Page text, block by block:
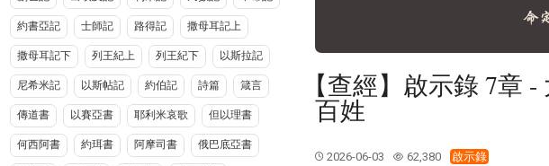
約書亞記 士師記 路得記 撒母耳記上
撒母耳記下 列王紀上 列王紀下 以斯拉記
尼希米記 以斯帖記 約伯記 詩篇 箴言
傳道書 以賽亞書 耶利米哀歌 但以理書
何西阿書 約珥書 阿摩司書 俄巴底亞書
【查經】啟示錄 7章
百姓
2026-06-03 62,380 啟示錄